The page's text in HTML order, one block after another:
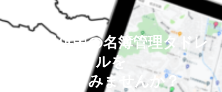
無償提供中の名簿管理タドレ
ルを
使ってみませんか？